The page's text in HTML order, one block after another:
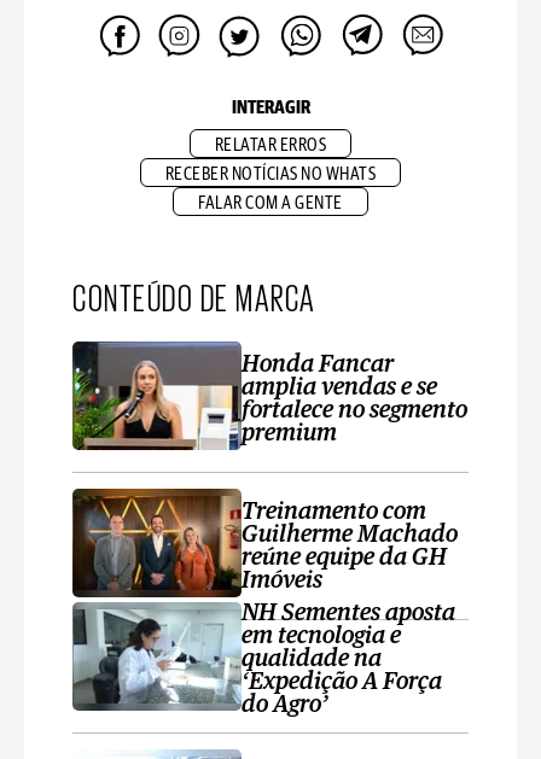
INTERAGIR
RELATAR ERROS
RECEBER NOTÍCIAS NO WHATS
FALAR COM A GENTE
CONTEÚDO DE MARCA
Honda Fancar
amplia vendas e se
fortalece no segmento
premium
Treinamento com
Guilherme Machado
reúne equipe da GH
Imóveis
NH Sementes aposta
em tecnologia e
qualidade na
‘Expedição A Força
do Agro’